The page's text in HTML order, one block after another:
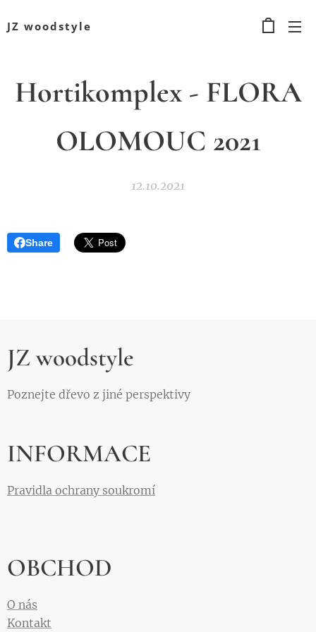
JZ woodstyle
Hortikomplex - FLORA
OLOMOUC 2021
12.10.2021
Share
JZ woodstyle
Poznejte dřevo z jiné perspektivy
INFORMACE
Pravidla ochrany soukromí
OBCHOD
O nás
Kontakt